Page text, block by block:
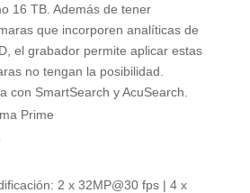
16 TB. Además de tener
que incorporen analíticas de
el grabador permite aplicar estas
no tengan la posibilidad.
con SmartSearch y AcuSearch.
Prime
2 x 32MP@30 fps | 4 x